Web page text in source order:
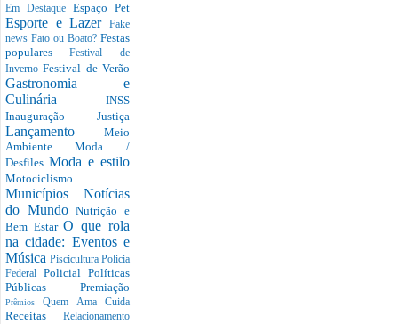
Em Destaque Espaço Pet
Esporte e Lazer
Fake
news Fato ou Boato? Festas
popularesFestival de
InvernoFestival de Verão
Gastronomia e
Culinária INSS
Inauguração Justiça
Lançamento Meio
AmbienteModa /
Desfiles Moda e estilo
Motociclismo
Municípios Notícias
do MundoNutrição e
Bem EstarO que rola
na cidade: Eventos e
Música Piscicultura Policia
Federal Policial Políticas
Públicas Premiação
PrêmiosQuem Ama Cuida
Receitas Relacionamento